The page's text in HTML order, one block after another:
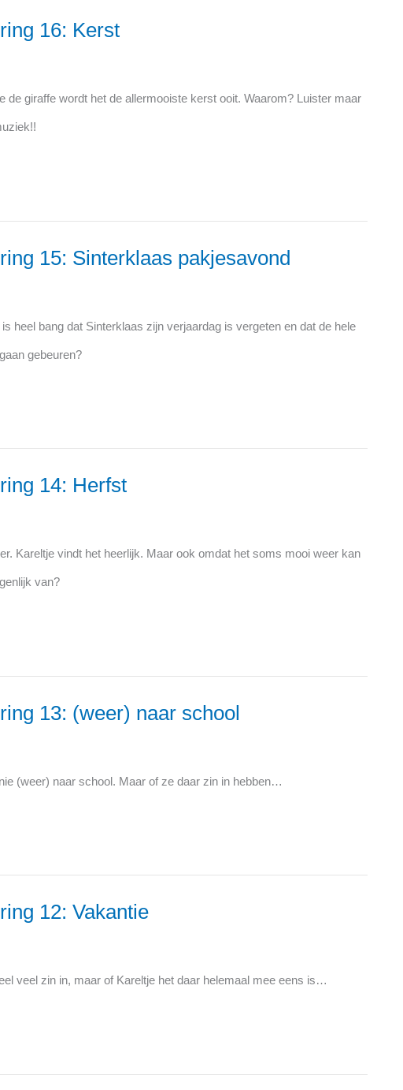
16: Kerst
de giraffe wordt het de allermooiste kerst ooit. Waarom? Luister maar
15: Sinterklaas pakjesavond
heel bang dat Sinterklaas zijn verjaardag is vergeten en dat de hele
gebeuren?
14: Herfst
Kareltje vindt het heerlijk. Maar ook omdat het soms mooi weer kan
van?
13: (weer) naar school
(weer) naar school. Maar of ze daar zin in hebben…
12: Vakantie
veel zin in, maar of Kareltje het daar helemaal mee eens is…